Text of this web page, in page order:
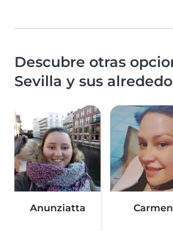
Descubre otras
Sevilla y sus
Anunziatta Carmen